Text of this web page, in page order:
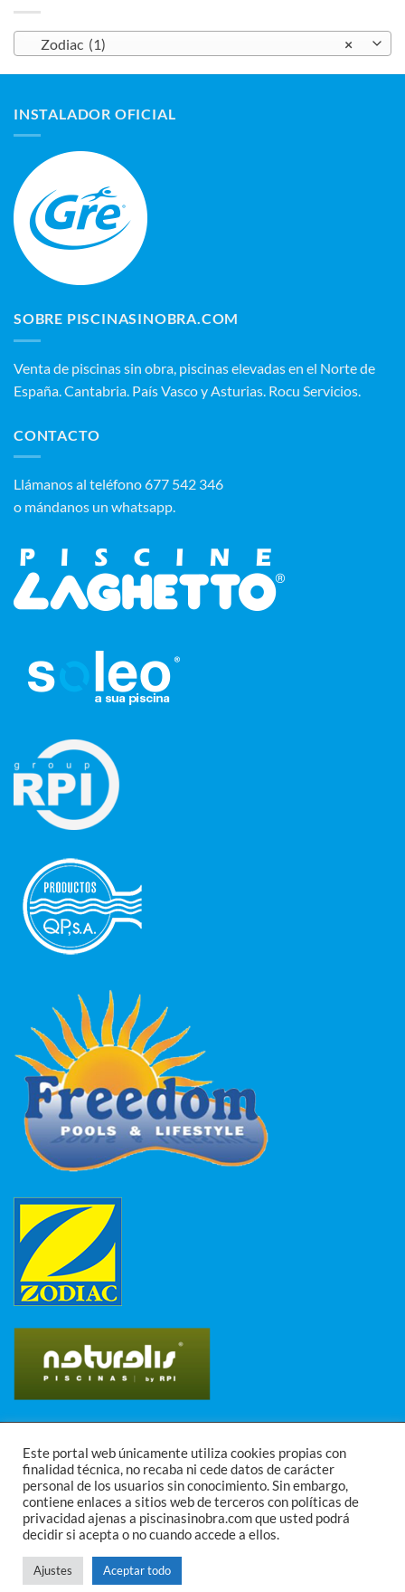
hasta
5.379,00 €
×
Zodiac (1)
INSTALADOR OFICIAL
SOBRE PISCINASINOBRA.COM
Venta de piscinas sin obra, piscinas elevadas en el Norte de
España. Cantabria. País Vasco y Asturias. Rocu Servicios.
CONTACTO
‭Llámanos al teléfono 677 542 346‬
o mándanos un whatsapp.
Pago seguro Visa PayPal MasterCard
BLOG FAQ
Copyright 2026 © Rocu Servicios. Piscina sin obra en Cantabria,
Asturias y País Vasco
Este portal web únicamente utiliza cookies propias con
finalidad técnica, no recaba ni cede datos de carácter
personal de los usuarios sin conocimiento. Sin embargo,
contiene enlaces a sitios web de terceros con políticas de
privacidad ajenas a piscinasinobra.com que usted podrá
decidir si acepta o no cuando accede a ellos.
Ajustes Aceptar todo